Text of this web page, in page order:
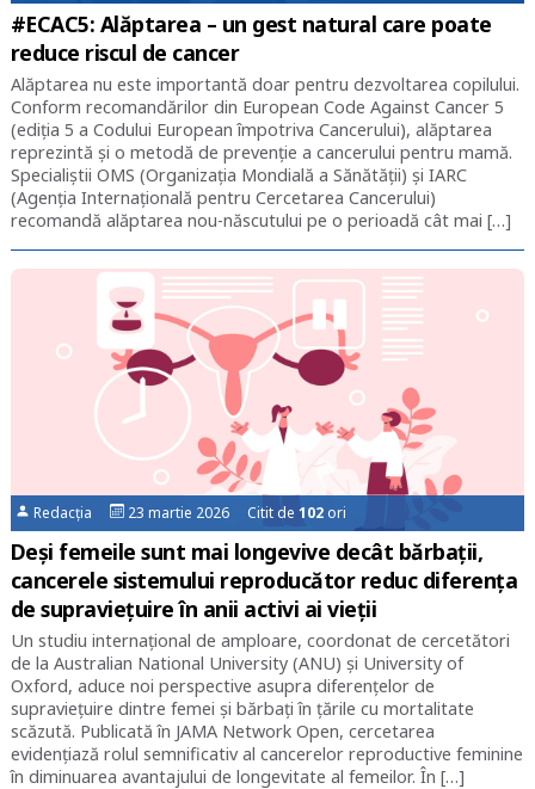
#ECAC5: Alăptarea – un gest natural care poate
reduce riscul de cancer
Alăptarea nu este importantă doar pentru dezvoltarea copilului.
Conform recomandărilor din European Code Against Cancer 5
(ediția 5 a Codului European împotriva Cancerului), alăptarea
reprezintă și o metodă de prevenție a cancerului pentru mamă.
Specialiștii OMS (Organizația Mondială a Sănătății) și IARC
(Agenția Internațională pentru Cercetarea Cancerului)
recomandă alăptarea nou-născutului pe o perioadă cât mai […]
Redacția 23 martie 2026 Citit de102 ori
Deși femeile sunt mai longevive decât bărbații,
cancerele sistemului reproducător reduc diferența
de supraviețuire în anii activi ai vieții
Un studiu internațional de amploare, coordonat de cercetători
de la Australian National University (ANU) și University of
Oxford, aduce noi perspective asupra diferențelor de
supraviețuire dintre femei și bărbați în țările cu mortalitate
scăzută. Publicată în JAMA Network Open, cercetarea
evidențiază rolul semnificativ al cancerelor reproductive feminine
în diminuarea avantajului de longevitate al femeilor. În […]